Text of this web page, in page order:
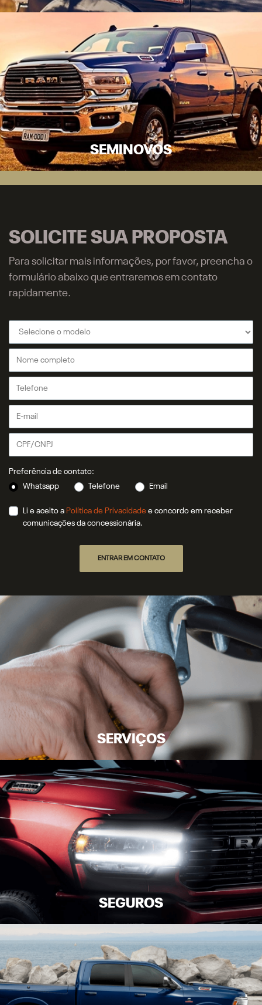
SEMINOVOS
SOLICITE SUA PROPOSTA
Para solicitar mais informações, por favor, preencha o
formulário abaixo que entraremos em contato
rapidamente.
Preferência de contato:
Whatsapp
Telefone Email
Li e aceito a Política de Privacidade e concordo em receber
comunicações da concessionária.
ENTRAR EM CONTATO
SERVIÇOS
SEGUROS